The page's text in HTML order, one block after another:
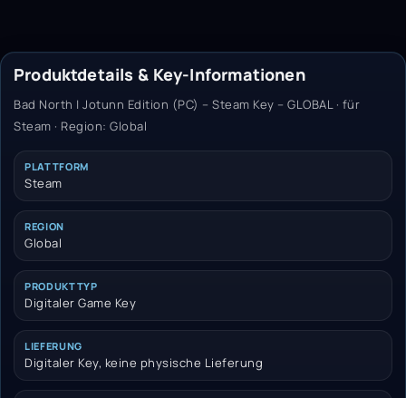
Produktdetails & Key-Informationen
Bad North | Jotunn Edition (PC) – Steam Key – GLOBAL · für
Steam · Region: Global
PLATTFORM
Steam
REGION
Global
PRODUKTTYP
Digitaler Game Key
LIEFERUNG
Digitaler Key, keine physische Lieferung